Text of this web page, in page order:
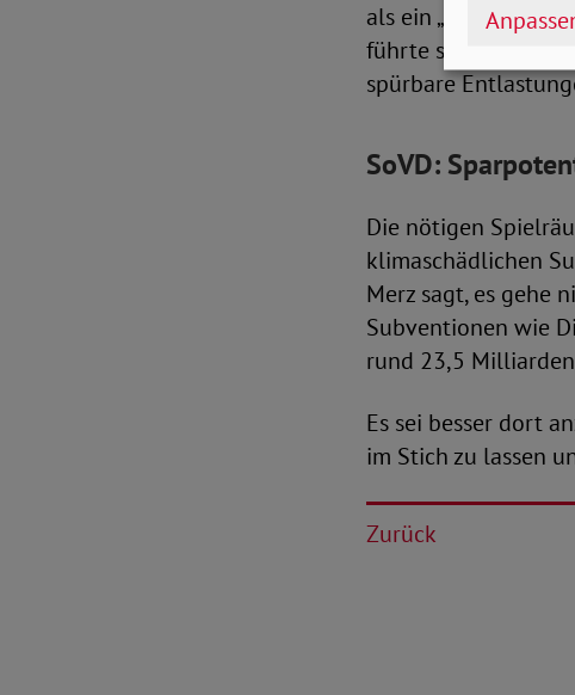
als ein „fatales
führte sie weiter
spürbare
SoVD:
Die nötigen
klimaschädlichen
Merz sagt, es gehe
Subventionen wie
rund 23,5 Milliarden
Es sei besser dort
im Stich zu lassen
Zurück